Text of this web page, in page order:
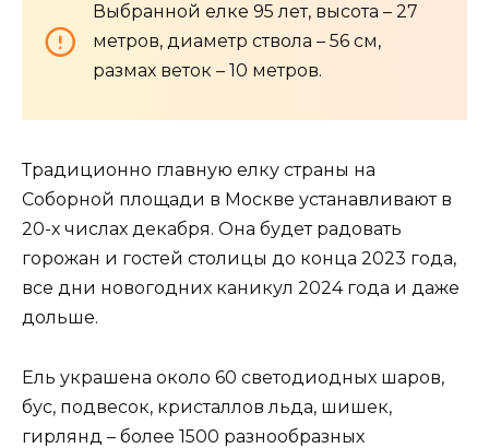
Выбранной елке 95 лет, высота – 27
метров, диаметр ствола – 56 см,
размах веток – 10 метров.
Традиционно главную елку страны на
Соборной площади в Москве устанавливают в
20-х числах декабря. Она будет радовать
горожан и гостей столицы до конца 2023 года,
все дни новогодних каникул 2024 года и даже
дольше.
Ель украшена около 60 светодиодных шаров,
бус, подвесок, кристаллов льда, шишек,
гирлянд – более 1500 разнообразных